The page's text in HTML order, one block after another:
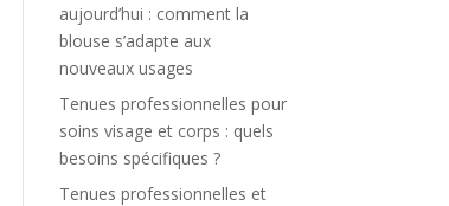
aujourd’hui : comment la
blouse s’adapte aux
nouveaux usages
Tenues professionnelles pour
soins visage et corps : quels
besoins spécifiques ?
Tenues professionnelles et